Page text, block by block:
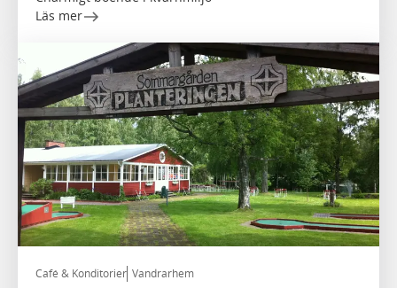
Läs mer
Café & Konditorier Vandrarhem